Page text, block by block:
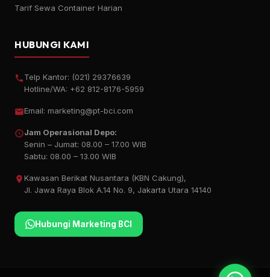
Tarif Sewa Container Harian
HUBUNGI KAMI
Telp Kantor: (021) 29376639
Hotline/WA: +62 812-8176-5959
Email: marketing@pt-bci.com
Jam Operasional Depo:
Senin – Jumat: 08.00 – 17.00 WIB
Sabtu: 08.00 – 13.00 WIB
Kawasan Berikat Nusantara (KBN Cakung),
Jl. Jawa Raya Blok A.14 No. 9, Jakarta Utara 14140
Hubungi Marketing BCI